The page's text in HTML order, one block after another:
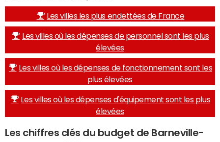
Les villes les plus endettées de France
Les villes où les dépenses de personnel sont les plus
élevées
Les villes où les dépenses de fonctionnement sont les
plus élevées
Les villes où les dépenses d'équipement sont les plus
élevées
Les chiffres clés du budget de Barneville-